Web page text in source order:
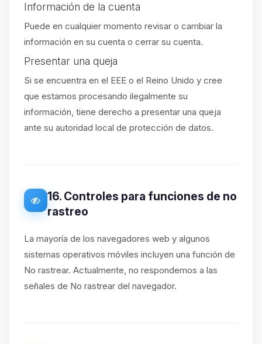
Información de la cuenta
Puede en cualquier momento revisar o cambiar la
información en su cuenta o cerrar su cuenta.
Presentar una queja
Si se encuentra en el EEE o el Reino Unido y cree
que estamos procesando ilegalmente su
información, tiene derecho a presentar una queja
ante su autoridad local de protección de datos.
16. Controles para funciones de no
rastreo
La mayoría de los navegadores web y algunos
sistemas operativos móviles incluyen una función de
No rastrear. Actualmente, no respondemos a las
señales de No rastrear del navegador.